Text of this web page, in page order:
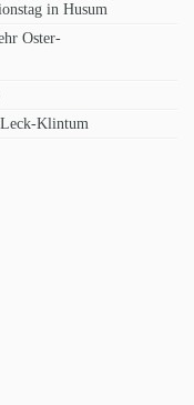
in Husum
Oster-
Klintum